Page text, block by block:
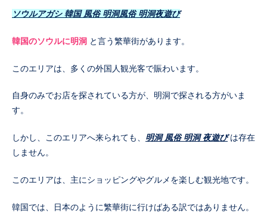
ソウルアガシ 韓国 風俗 明洞風俗 明洞夜遊び
韓国のソウルに明洞 と言う繁華街があります。
このエリアは、多くの外国人観光客で賑わいます。
自身のみでお店を探されている方が、明洞で探される方がいま
す。
しかし、このエリアへ来られても、 明洞 風俗 明洞 夜遊びは存在
しません。
このエリアは、主にショッピングやグルメを楽しむ観光地です。
韓国では、日本のように繁華街に行けばある訳ではありません。